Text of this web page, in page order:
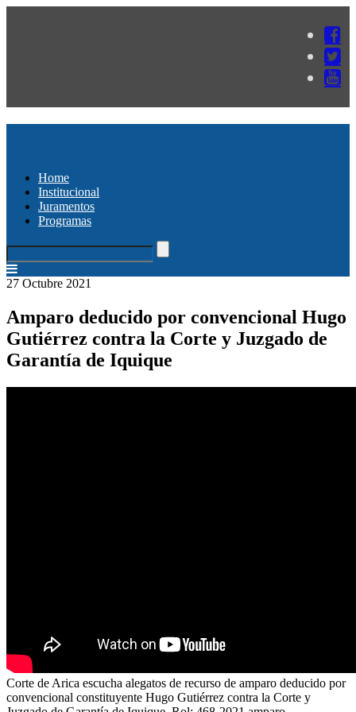
Home
Institucional
Juramentos
Programas
27 Octubre 2021
Amparo deducido por convencional Hugo
Gutiérrez contra la Corte y Juzgado de
Garantía de Iquique
Corte de Arica escucha alegatos de recurso de amparo deducido por
convencional constituyente Hugo Gutiérrez contra la Corte y